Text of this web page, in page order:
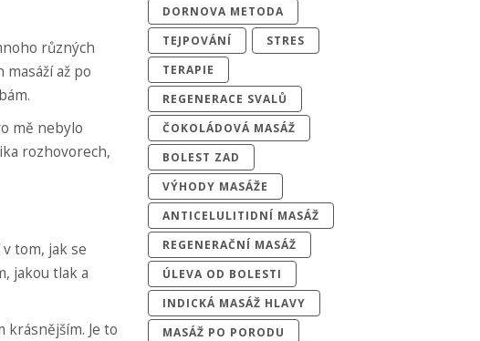
různých
až po
mě nebylo
rozhovorech,
tom, jak se
jakou tlak a
krásnějším. Je to
DORNOVA METODA
TEJPOVÁNÍ
STRES
TERAPIE
REGENERACE SVALŮ
ČOKOLÁDOVÁ MASÁŽ
BOLEST ZAD
VÝHODY MASÁŽE
ANTICELULITIDNÍ MASÁŽ
REGENERAČNÍ MASÁŽ
ÚLEVA OD BOLESTI
INDICKÁ MASÁŽ HLAVY
MASÁŽ PO PORODU